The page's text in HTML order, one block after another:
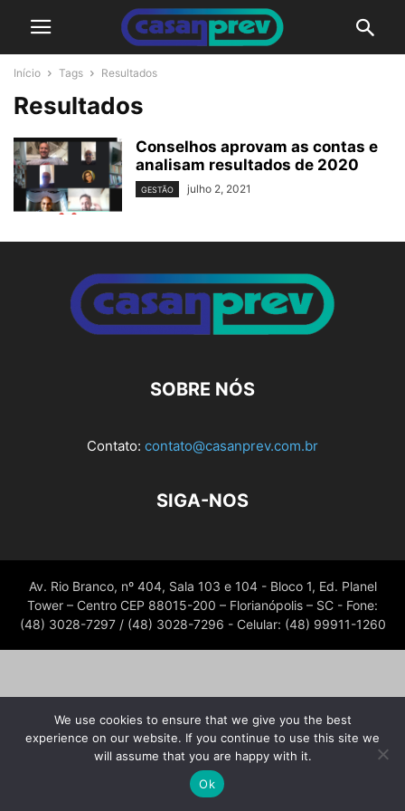
Início Tags Resultados
Resultados
Conselhos aprovam as contas e
analisam resultados de 2020
GESTÃO julho 2, 2021
SOBRE NÓS
Contato: contato@casanprev.com.br
SIGA-NOS
Av. Rio Branco, nº 404, Sala 103 e 104 - Bloco 1, Ed. Planel
Tower – Centro CEP 88015-200 – Florianópolis – SC - Fone:
(48) 3028-7297 / (48) 3028-7296 - Celular: (48) 99911-1260
We use cookies to ensure that we give you the best
experience on our website. If you continue to use this site we
will assume that you are happy with it.
Ok